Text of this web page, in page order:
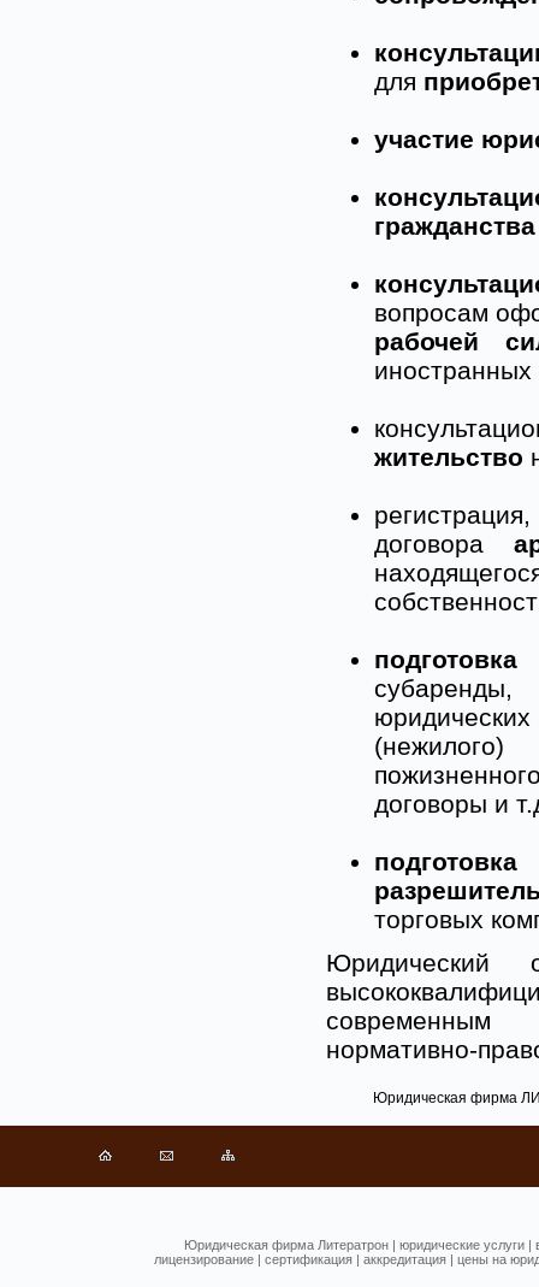
для
участие
гражданства
вопросам
рабочей
жительство
договора
договоры и
торговых
Юридический
современным
нормативно-
Юридическая фирма
Юридическая фирма Литератрон | юридические услуги |
лицензирование | сертификация | аккредитация | цены на